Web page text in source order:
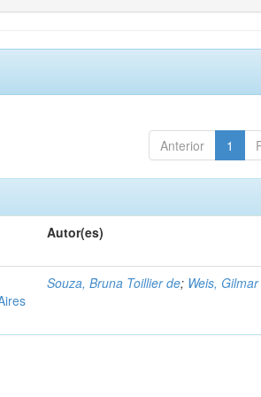
Anterior 1
Autor(es)
Souza, Bruna Toillier de; Weis, Gilmar